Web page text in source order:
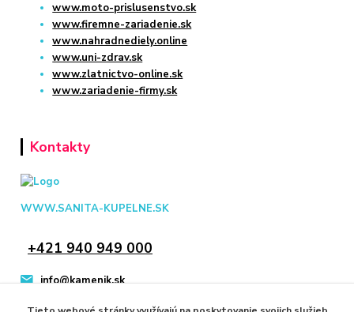
www.moto-prislusenstvo.sk
www.firemne-zariadenie.sk
www.nahradnediely.online
www.uni-zdrav.sk
www.zlatnictvo-online.sk
www.zariadenie-firmy.sk
Kontakty
WWW.SANITA-KUPELNE.SK
+421 940 949 000
info@kamenik.sk